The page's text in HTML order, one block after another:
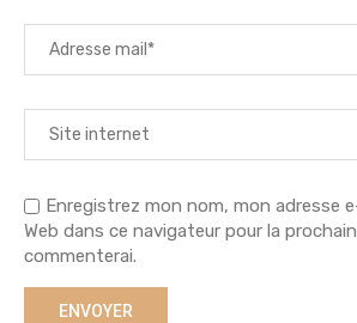
Enregistrez mon nom, mon adresse
Web dans ce navigateur pour la
commenterai.